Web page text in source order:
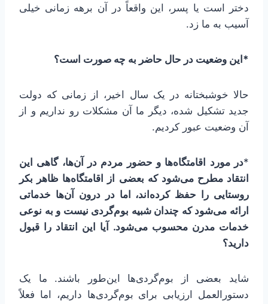
دختر است یا پسر، این واقعاً در آن برهه زمانی خیلی
آسیب به ما زد.
*این وضعیت در حال حاضر به چه صورت است؟
حالا خوشبختانه در یک سال اخیر، از زمانی که دولت
جدید تشکیل شده، دیگر ما آن مشکلات رو نداریم و از
آن وضعیت عبور کردیم.
*در مورد اقامتگاه‌ها و حضور مردم در آن‌ها، گاهی این
انتقاد مطرح می‌شود که بعضی از اقامتگاه‌ها ظاهر بکر
روستایی را حفظ کرده‌اند، اما در درون آن‌ها خدماتی
ارائه می‌شود که چندان شبیه بوم‌گردی نیست و به نوعی
خدمات مدرن محسوب می‌شود. آیا این انتقاد را قبول
دارید؟
شاید بعضی از بوم‌گردی‌ها این‌طور باشند. ما یک
دستورالعمل ارزیابی برای بوم‌گردی‌ها داریم، اما فعلاً